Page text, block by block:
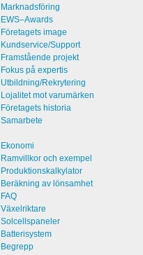
Marknadsföring
EWS–Awards
Företagets image
Kundservice/Support
Framstående projekt
Fokus på expertis
Utbildning/Rekrytering
Lojalitet mot varumärken
Företagets historia
Samarbete
Ekonomi
Ramvillkor och exempel
Produktionskalkylator
Beräkning av lönsamhet
FAQ
Växelriktare
Solcellspaneler
Batterisystem
Begrepp